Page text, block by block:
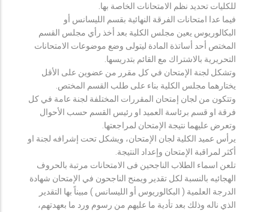
للكليات تحديد نظم الامتحانات الخاصة بها.
فيما عدا امتحانات الفرقة النهائية بقسم الليسانس أو
البكالوريوس يعين مجلس الكلية بعد أخذ رأي مجلس القسم
المختص أحد أساتذة المادة ليتولى وضع موضوعات الامتحانات
التحريرية بالاشتراك مع القائم بتدريسها.
وتشكل لجنة الإمتحان في كل مقرر من عضوين على الأقل
يختارهما مجلس الكلية بناء على طلب القسم المختص.
وتتكون من لجان إمتحان المقررات المختلفة لجنة عامة في كل
فرقة او قسم برئاسة العميد او رئيس القسم حسب الأحوال
وتعرض عليهما نتيجة الإمتحان لمراجعتها.
يرأس عميد الكلية لجان الإمتحان، ويشكل تحت إشرافه لجنة او
أكثر لمراقبة الإمتحان وإعداد النتيجة.
تلعن اسماء الطلاب الناجحين فى الامتحانات مرتبة بالحروف
الهجائيه بالنسبة لكل تقدير ويمنح الناجحون في الإمتحان شهادة
الدرجة العلمية ( البكالوريوس أو الليسانس ) مبيناً بها التقدير
الذي ناله وذلك بعد تأدية ما عليهم من رسوم ورد ما بعهدتهم،